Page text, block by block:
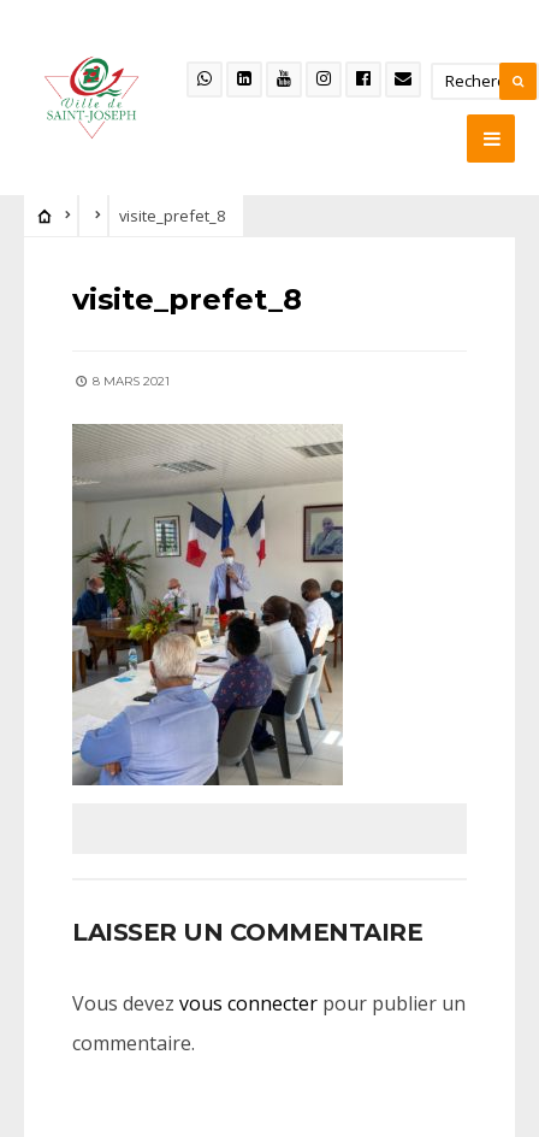
visite_prefet_8
visite_prefet_8
8 MARS 2021
LAISSER UN COMMENTAIRE
Vous devez vous connecter pour publier un
commentaire.